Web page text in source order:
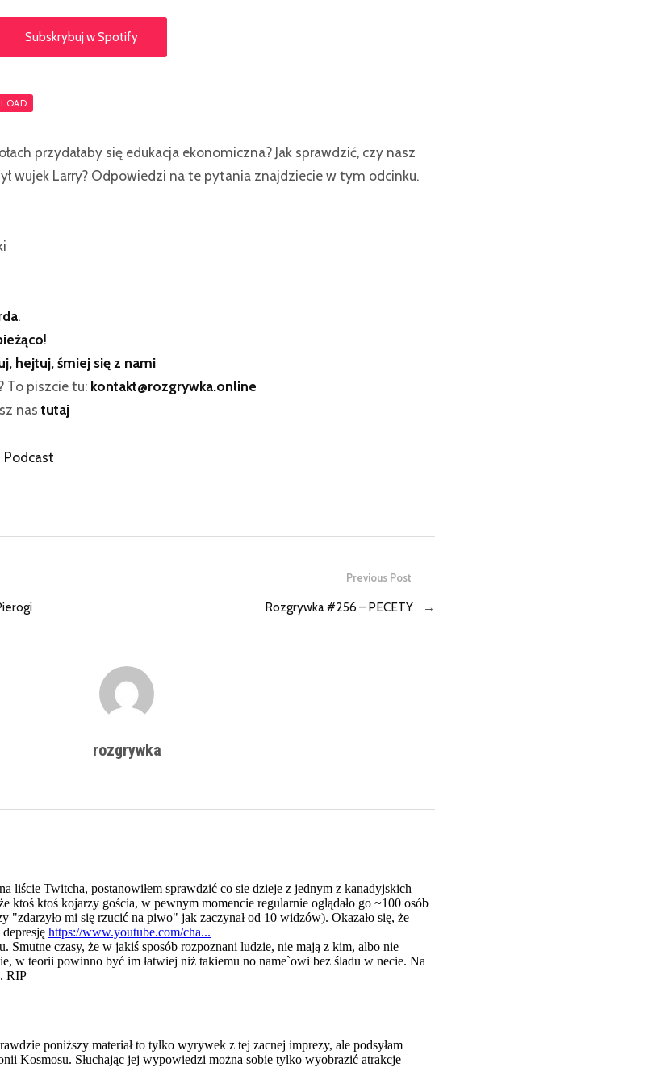
Subskrybuj w Spotify
przydałaby się edukacja ekonomiczna? Jak sprawdzić, czy nasz
wujek Larry? Odpowiedzi na te pytania znajdziecie w tym odcinku.
.
!
hejtuj, śmiej się z nami
To piszcie tu: kontakt@rozgrywka.online
nastutaj
Podcast
Previous Post
Rozgrywka #256 – PECETY →
rozgrywka